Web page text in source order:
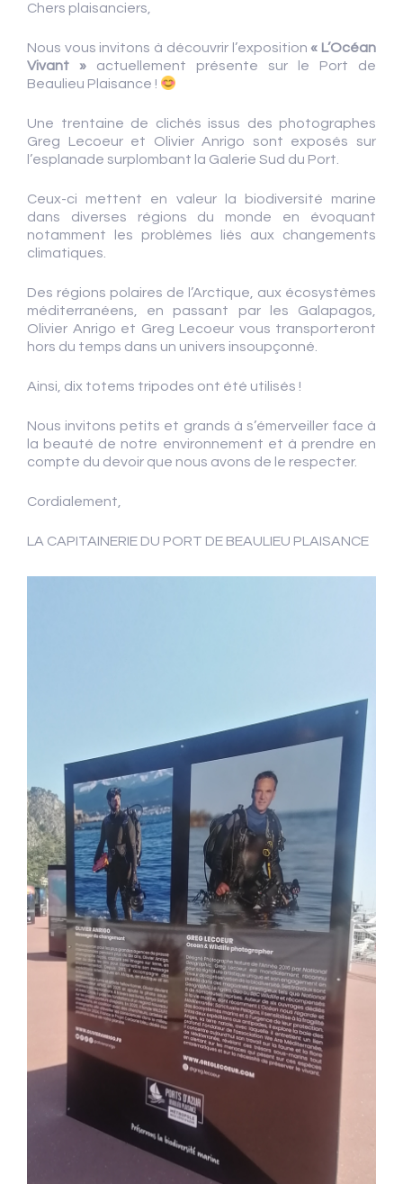
Chers plaisanciers,
Nous vous invitons à découvrir l’exposition « L’Océan
Vivant » actuellement présente sur le Port de
Beaulieu Plaisance !
Une trentaine de clichés issus des photographes
Greg Lecoeur et Olivier Anrigo sont exposés sur
l’esplanade surplombant la Galerie Sud du Port.
Ceux-ci mettent en valeur la biodiversité marine
dans diverses régions du monde en évoquant
notamment les problèmes liés aux changements
climatiques.
Des régions polaires de l’Arctique, aux écosystèmes
méditerranéens, en passant par les Galapagos,
Olivier Anrigo et Greg Lecoeur vous transporteront
hors du temps dans un univers insoupçonné.
Ainsi, dix totems tripodes ont été utilisés !
Nous invitons petits et grands à s’émerveiller face à
la beauté de notre environnement et à prendre en
compte du devoir que nous avons de le respecter.
Cordialement,
LA CAPITAINERIE DU PORT DE BEAULIEU PLAISANCE